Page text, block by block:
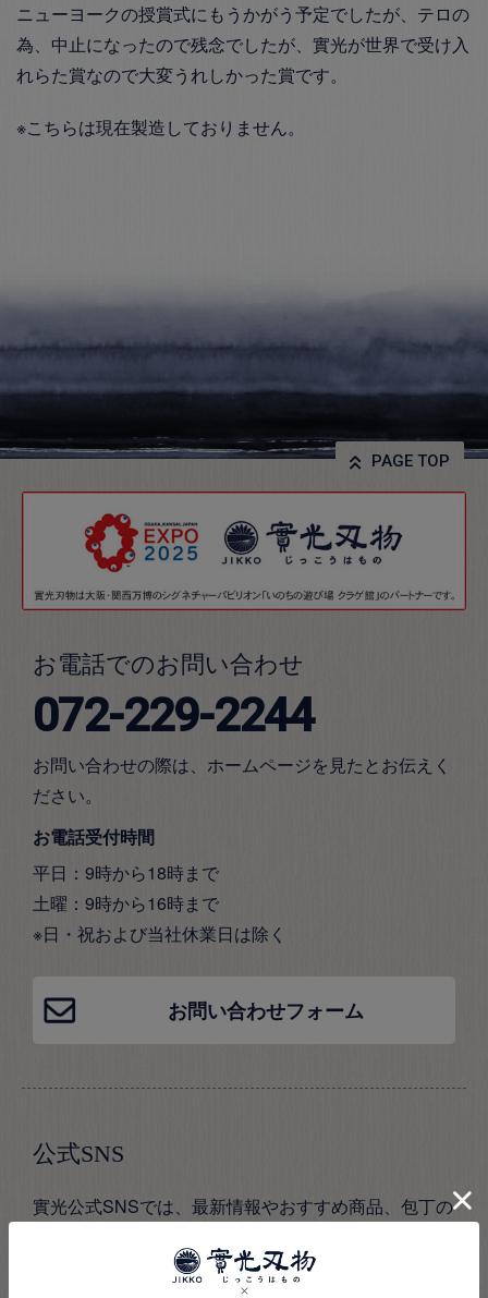
ニューヨークの授賞式にもうかがう予定でしたが、テロの
為、中止になったので残念でしたが、實光が世界で受け入
れらた賞なので大変うれしかった賞です。
※こちらは現在製造しておりません。
PAGE TOP
お電話でのお問い合わせ
072-229-2244
お問い合わせの際は、ホームページを見たとお伝えく
ださい。
お電話受付時間
平日：9時から18時まで
土曜：9時から16時まで
※日・祝および当社休業日は除く
お問い合わせフォーム
公式SNS
實光公式SNSでは、最新情報やおすすめ商品、包丁の